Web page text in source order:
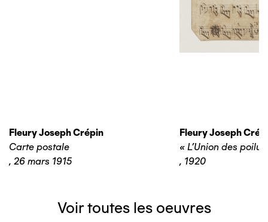
Fleury Joseph Crépin
Carte postale
, 26 mars 1915
Fleury Joseph
« L’Union des
, 1920
Voir toutes les oeuvres